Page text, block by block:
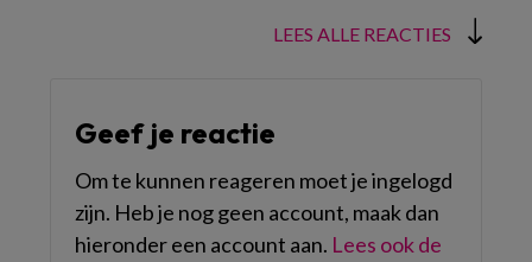
LEES ALLE REACTIES
Geef je reactie
Om te kunnen reageren moet je ingelogd
zijn. Heb je nog geen account, maak dan
hieronder een account aan. Lees ook de